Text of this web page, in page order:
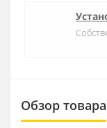
Обзор товара